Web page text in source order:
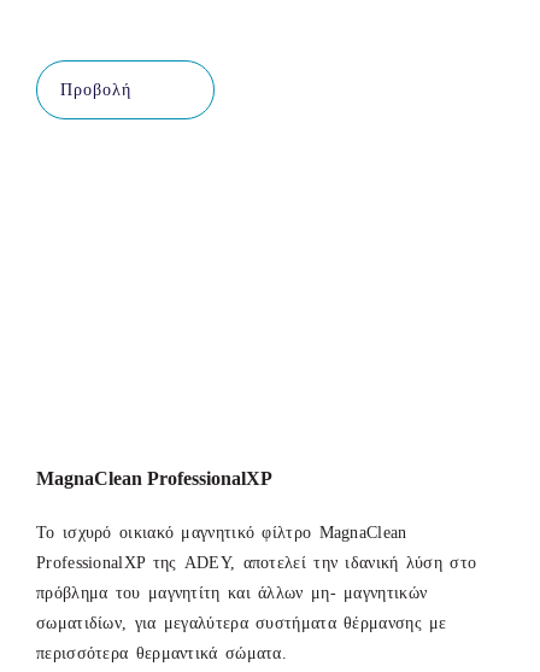
Προβολή
MagnaClean ProfessionalXP
Το ισχυρό οικιακό μαγνητικό φίλτρο MagnaClean
ProfessionalXP της ADEY, αποτελεί την ιδανική λύση στο
πρόβλημα του μαγνητίτη και άλλων μη- μαγνητικών
σωματιδίων, για μεγαλύτερα συστήματα θέρμανσης με
περισσότερα θερμαντικά σώματα.